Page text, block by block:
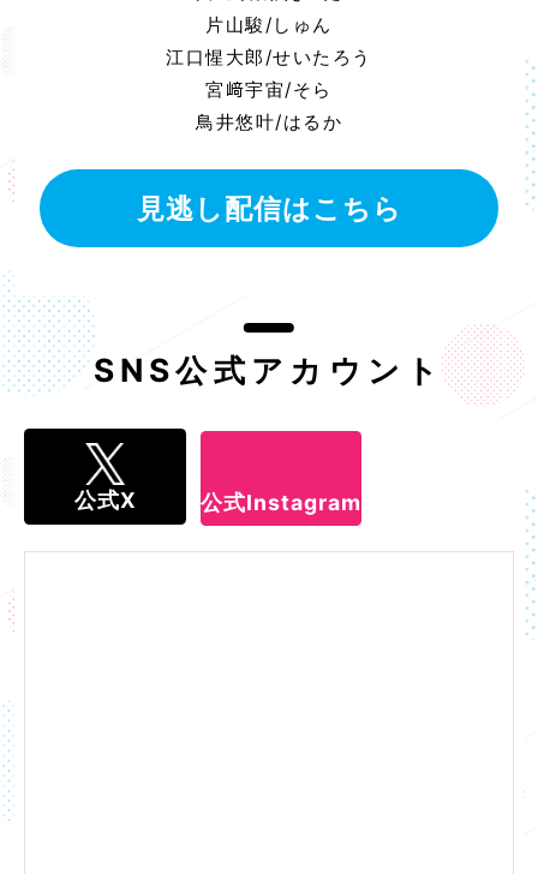
片山駿/しゅん
江口惺大郎/せいたろう
宮﨑宇宙/そら
鳥井悠叶/はるか
見逃し配信はこちら
SNS公式アカウント
公式X 公式Instagram